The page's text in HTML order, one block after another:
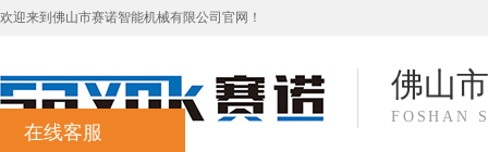
欢迎来到佛山市赛诺智能机械有限公司官网！
佛山
FOSHAN
在线客服